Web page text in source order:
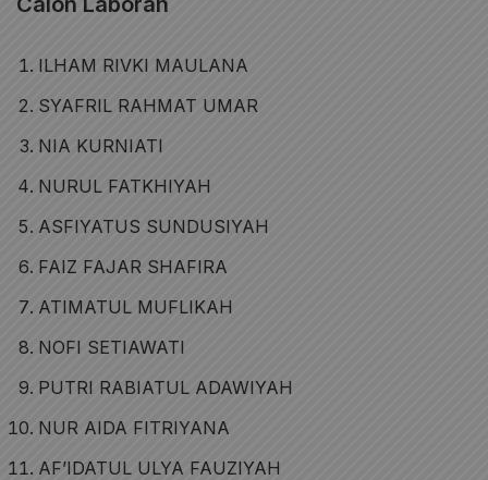
ILHAM RIVKI MAULANA
SYAFRIL RAHMAT UMAR
NIA KURNIATI
NURUL FATKHIYAH
ASFIYATUS SUNDUSIYAH
FAIZ FAJAR SHAFIRA
ATIMATUL MUFLIKAH
NOFI SETIAWATI
PUTRI RABIATUL ADAWIYAH
NUR AIDA FITRIYANA
AF’IDATUL ULYA FAUZIYAH